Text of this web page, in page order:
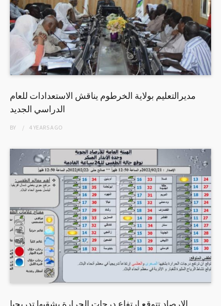
مديرالتعليم بولاية الخرطوم يناقش الاستعدادات للعام
الدراسي الجديد
BY 4 YEARSAGO
الارصاد تتوقع ارتفاع درجات الحرارة بشقيها تدريجيا